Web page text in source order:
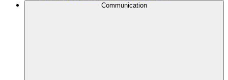
Communication